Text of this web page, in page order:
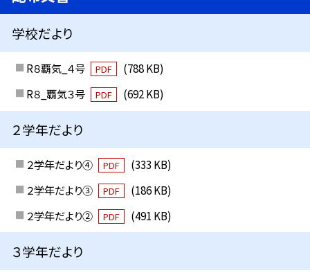
学校だより
R８覇気_４号 PDF
(788 KB)
R８_覇気３号
PDF (692 KB)
２学年だより
２学年だより④ PDF
(333 KB)
２学年だより③
PDF
(186 KB)
２学年だより②
PDF (491 KB)
３学年だより